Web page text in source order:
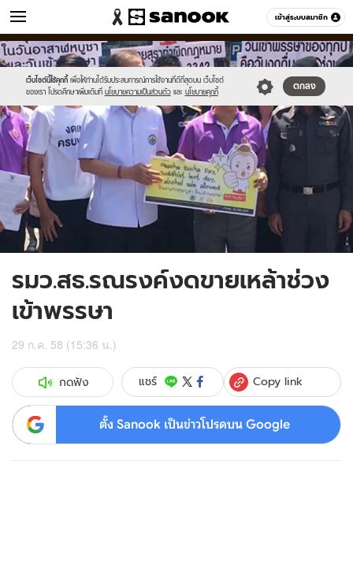
เข้าสู่ระบบสมาชิก
ข่าว หมวดอื่นๆ
เว็บไซต์นี้ใช้คุกกี้ เพื่อให้ท่านได้รับประสบการณ์การใช้งานที่ดีที่สุดบน เว็บไซต์
ของเรา โปรดศึกษาเพิ่มเติมที่ นโยบายความเป็นส่วนตัว และ นโยบายคุกกี้
ตกลง
Sanook
//s.isanook.com/sr/0/images/logo-
new-
sanook.png
600
60
//s.isanook.com/ns/0/ud/367/1838638/635433-
01.jpg
รมว.สธ.รณรงค์งดขายเหล้าช่วง
เข้าพรรษา
29 ก.ค. 58 (15:36 น.)
กดฟัง แชร์ Copy link
ตั้ง Sanook เป็นข่าวโปรดบน Google